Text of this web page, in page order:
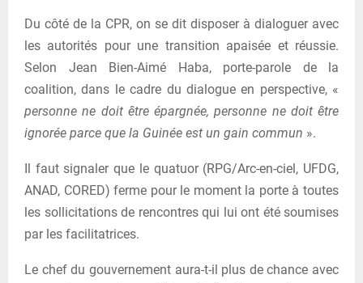
Du côté de la CPR, on se dit disposer à dialoguer avec
les autorités pour une transition apaisée et réussie.
Selon Jean Bien-Aimé Haba, porte-parole de la
coalition, dans le cadre du dialogue en perspective, «
personne ne doit être épargnée, personne ne doit être
ignorée parce que la Guinée est un gain commun ».
Il faut signaler que le quatuor (RPG/Arc-en-ciel, UFDG,
ANAD, CORED) ferme pour le moment la porte à toutes
les sollicitations de rencontres qui lui ont été soumises
par les facilitatrices.
Le chef du gouvernement aura-t-il plus de chance avec